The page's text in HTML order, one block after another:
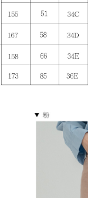
２．關於個人資料處理
３．未成年的使用者請
任。
時審查核予不同之上
恩沛科技股份有限公